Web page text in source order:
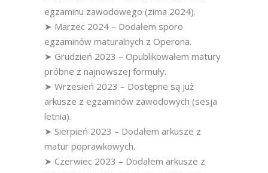
egzaminu zawodowego (zima 2024).
➤ Marzec 2024 – Dodałem sporo
egzaminów maturalnych z Operona.
➤ Grudzień 2023 – Opublikowałem matury
próbne z najnowszej formuły.
➤ Wrzesień 2023 – Dostępne są już
arkusze z egzaminów zawodowych (sesja
letnia).
➤ Sierpień 2023 – Dodałem arkusze z
matur poprawkowych.
➤ Czerwiec 2023 – Dodałem arkusze z